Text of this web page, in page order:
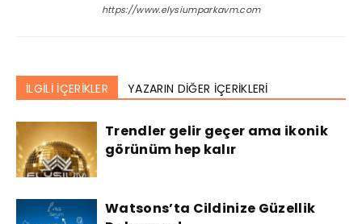
https://www.elysiumparkavm.com
İLGİLİ İÇERİKLER YAZARIN DİĞER İÇERİKLERİ
Trendler gelir geçer ama ikonik
görünüm hep kalır
Watsons’ta Cildinize Güzellik